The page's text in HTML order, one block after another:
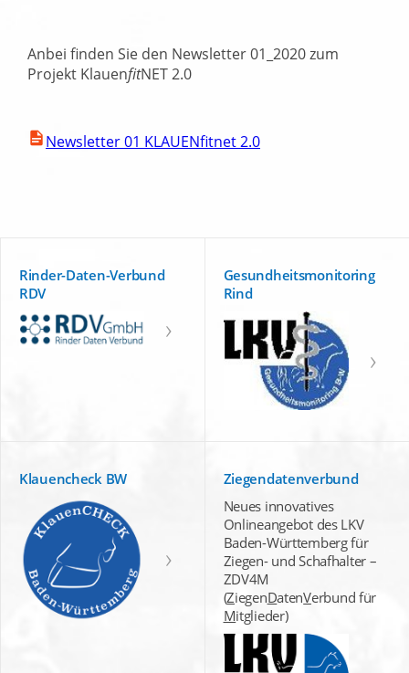
Anbei finden Sie den Newsletter 01_2020 zum
Projekt KlauenfitNET 2.0
Newsletter 01 KLAUENfitnet 2.0
Rinder-Daten-Verbund
RDV
Gesundheitsmonitoring
Rind
Klauencheck BW
Ziegendatenverbund
Neues innovatives
Onlineangebot des LKV
Baden-Württemberg für
Ziegen- und Schafhalter –
ZDV4M
(ZiegenDatenVerbund für
Mitglieder)